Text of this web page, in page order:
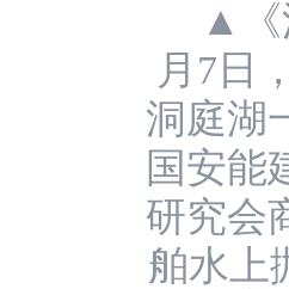
▲《
月7日
洞庭湖
国安能
研究会
舶水上